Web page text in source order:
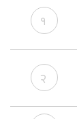
१
२